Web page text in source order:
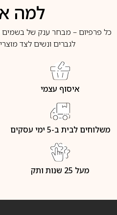
למה
כל פרפיום – מבחר ענק של בשמים
לגברים ונשים לצד
איסוף עצמי
משלוחים לבית ב-5 ימי עסקים
מעל 25 שנות ותק